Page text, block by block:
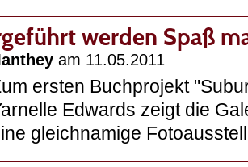
werden Spaß
am 11.05.2011
ersten Buchprojekt
Edwards zeigt die
gleichnamige